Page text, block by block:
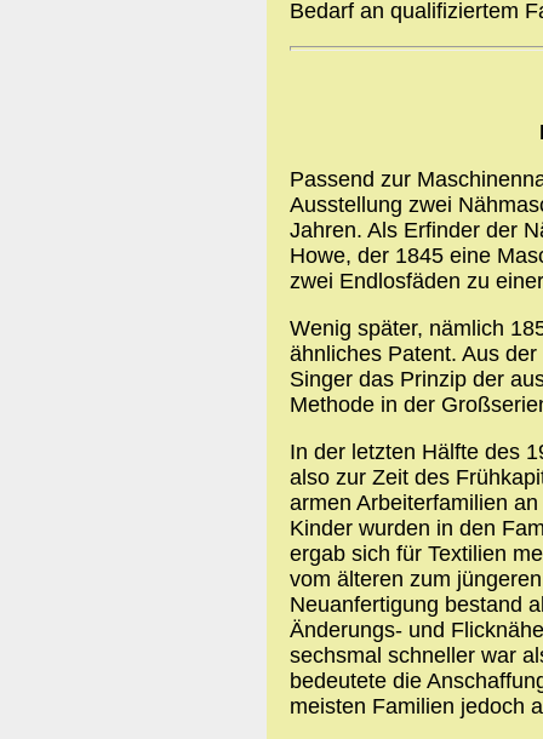
Bedarf an qualifiziertem
Passend zur
Ausstellung zwei
Jahren. Als Erfinder der
Howe, der 1845 eine
zwei Endlosfäden zu
Wenig später, nämlich
ähnliches Patent. Aus
Singer das Prinzip der
Methode in der
In der letzten Hälfte des
also zur Zeit des
armen Arbeiterfamilien
Kinder wurden in den
ergab sich für Textilien
vom älteren zum
Neuanfertigung bestand
Änderungs- und
sechsmal schneller war
bedeutete die
meisten Familien jedoch